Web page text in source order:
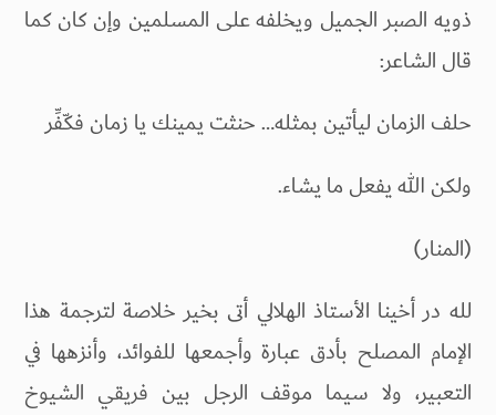
ذويه الصبر الجميل ويخلفه على المسلمين وإن كان كما
قال الشاعر:
حلف الزمان ليأتين بمثله… حنثت يمينك يا زمان فكّفِّر
ولكن الله يفعل ما يشاء.
(المنار)
لله در أخينا الأستاذ الهلالي أتى بخير خلاصة لترجمة هذا
الإمام المصلح بأدق عبارة وأجمعها للفوائد، وأنزهها في
التعبير، ولا سيما موقف الرجل بين فريقي الشيوخ